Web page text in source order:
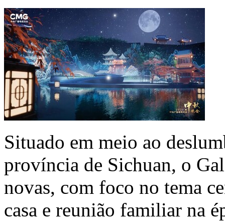
Situado em meio ao
província de Sichuan, o
novas, com foco no tema
casa e reunião familiar na